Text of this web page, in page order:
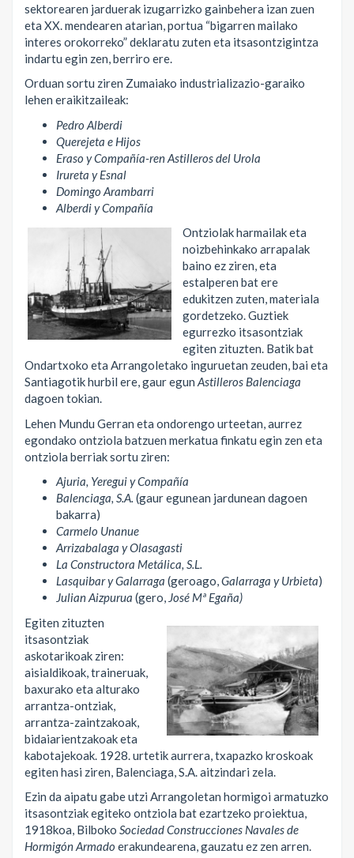
sektorearen jarduerak izugarrizko gainbehera izan zuen
eta XX. mendearen atarian, portua “bigarren mailako
interes orokorreko” deklaratu zuten eta itsasontzigintza
indartu egin zen, berriro ere.
Orduan sortu ziren Zumaiako industrializazio-garaiko
lehen eraikitzaileak:
Pedro Alberdi
Querejeta e Hijos
Eraso y Compañía-ren Astilleros del Urola
Irureta y Esnal
Domingo Arambarri
Alberdi y Compañía
Ontziolak harmailak eta
noizbehinkako arrapalak
baino ez ziren, eta
estalperen bat ere
edukitzen zuten, materiala
gordetzeko. Guztiek
egurrezko itsasontziak
egiten zituzten. Batik bat
Ondartxoko eta Arrangoletako inguruetan zeuden, bai eta
Santiagotik hurbil ere, gaur egun Astilleros Balenciaga
dagoen tokian.
Lehen Mundu Gerran eta ondorengo urteetan, aurrez
egondako ontziola batzuen merkatua finkatu egin zen eta
ontziola berriak sortu ziren:
Ajuria, Yeregui y Compañía
Balenciaga, S.A. (gaur egunean jardunean dagoen
bakarra)
Carmelo Unanue
Arrizabalaga y Olasagasti
La Constructora Metálica, S.L.
Lasquibar y Galarraga (geroago,Galarraga y Urbieta)
Julian Aizpurua (gero, José Mª Egaña)
Egiten zituzten
itsasontziak
askotarikoak ziren:
aisialdikoak, traineruak,
baxurako eta alturako
arrantza-ontziak,
arrantza-zaintzakoak,
bidaiarientzakoak eta
kabotajekoak. 1928. urtetik aurrera, txapazko kroskoak
egiten hasi ziren, Balenciaga, S.A. aitzindari zela.
Ezin da aipatu gabe utzi Arrangoletan hormigoi armatuzko
itsasontziak egiteko ontziola bat ezartzeko proiektua,
1918koa, Bilboko Sociedad Construcciones Navales de
Hormigón Armado erakundearena, gauzatu ez zen arren.